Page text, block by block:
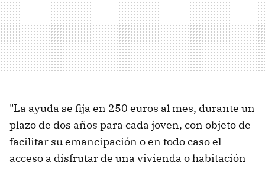
"La ayuda se fija en 250 euros al mes, durante un
plazo de dos años para cada joven, con objeto de
facilitar su emancipación o en todo caso el
acceso a disfrutar de una vivienda o habitación